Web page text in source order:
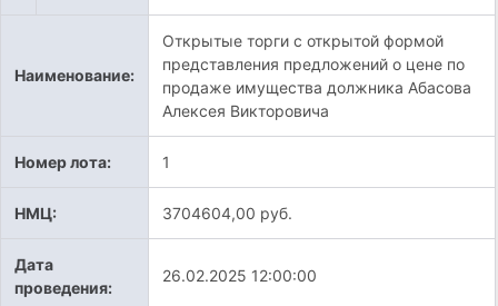
Наименование:
Открытые торги с открытой формой
представления предложений о цене по
продаже имущества должника Абасова
Алексея Викторовича
Номер лота: 1
НМЦ: 3704604,00 руб.
Дата
проведения:
26.02.2025 12:00:00